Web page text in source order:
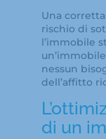
Una
rischio di
l’immobile
nessun
dell’affitto
di un